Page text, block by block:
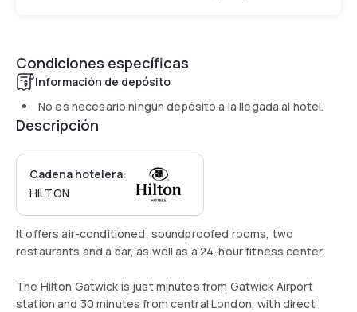
Condiciones específicas
Información de depósito
No es necesario ningún depósito a la llegada al hotel.
Descripción
Cadena hotelera:
HILTON
It offers air-conditioned, soundproofed rooms, two
restaurants and a bar, as well as a 24-hour fitness center.
The Hilton Gatwick is just minutes from Gatwick Airport
station and 30 minutes from central London, with direct